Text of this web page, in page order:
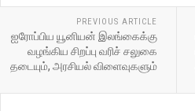
PREVIOUS ARTICLE
ஐரோப்பிய யூனியன் இலங்கைக்கு
வழங்கிய சிறப்பு வரிச் சலுகை
தடையும், அரசியல் விளைவுகளும்